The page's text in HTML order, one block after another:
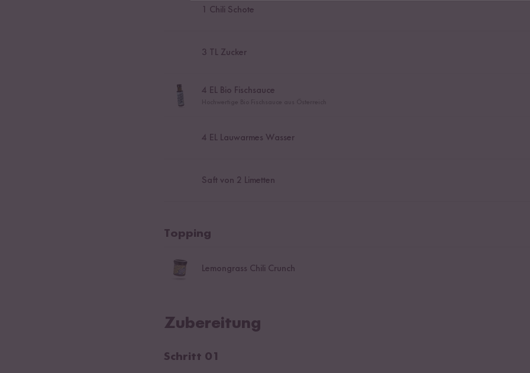
Chili Schote
3 TL Zucker
4 EL Bio Fischsauce
4 EL Lauwarmes Wasser
Saft von 2 Limetten
Topping
Lemongrass Chili Crunch
Zubereitung
Schritt 01